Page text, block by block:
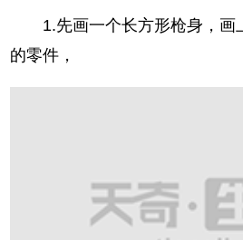
1.先画一个长方形枪身，画
的零件，